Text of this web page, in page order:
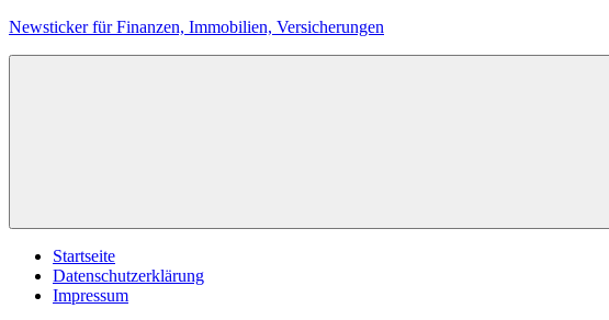
Zum
Newsticker für Finanzen, Immobilien, Versicherungen
Startseite
Datenschutzerklärung
Impressum